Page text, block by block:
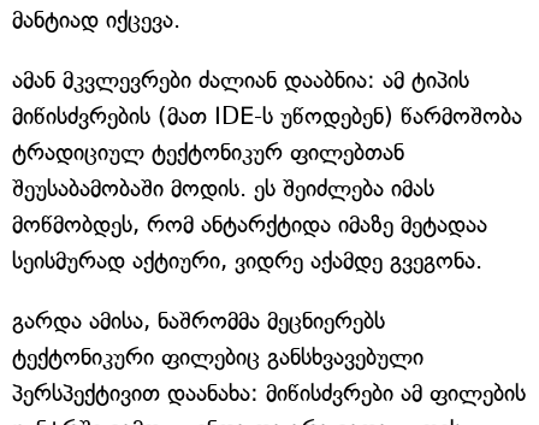
მანტიად იქცევა.
ამან მკვლევრები ძალიან დააბნია: ამ ტიპის
მიწისძვრების (მათ IDE-ს უწოდებენ) წარმოშობა
ტრადიციულ ტექტონიკურ ფილებთან
შეუსაბამობაში მოდის. ეს შეიძლება იმას
მოწმობდეს, რომ ანტარქტიდა იმაზე მეტადაა
სეისმურად აქტიური, ვიდრე აქამდე გვეგონა.
გარდა ამისა, ნაშრომმა მეცნიერებს
ტექტონიკური ფილებიც განსხვავებული
პერსპექტივით დაანახა: მიწისძვრები ამ ფილების